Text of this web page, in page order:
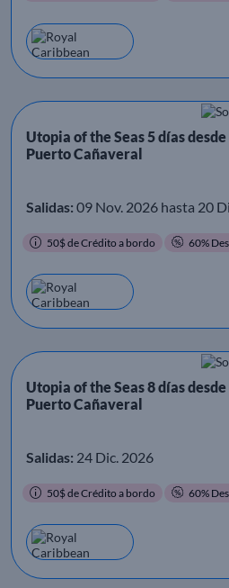
Utopia of the Seas 5 días desde
Puerto Cañaveral
Salidas: 09 Nov. 2026 hasta 20
50$ de Crédito a bordo 60%
Utopia of the Seas 8 días desde
Puerto Cañaveral
Salidas: 24 Dic. 2026
50$ de Crédito a bordo 60%